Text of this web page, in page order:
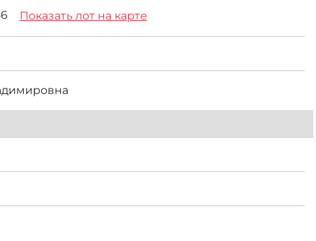
Показать лот на карте